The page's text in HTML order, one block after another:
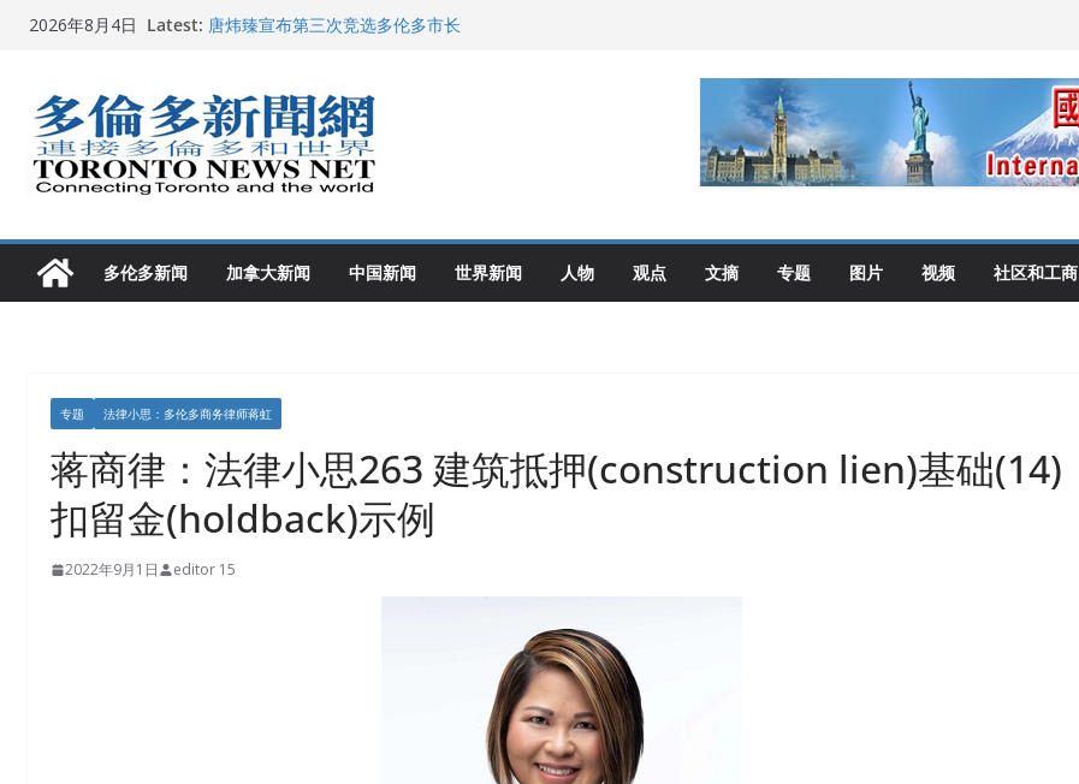
Skip2026年8月4日 Latest: 唐炜臻宣布第三次竞选多伦多市长
多伦多市长选举拉开帷幕 多名华人候选人宣布角逐
2026深圳国际佛事用品展览会暨沉香文化艺术展开幕盛典纪实
多伦多新闻 加拿大新闻 中国新闻 世界新闻 人物 观点 文摘 专题 图片 视频 社区和工商
专题 法律小思：多伦多商务律师蒋虹
蒋商律：法律小思263 建筑抵押(construction lien)基础(14)
扣留金(holdback)示例
2022年9月1日 editor 15